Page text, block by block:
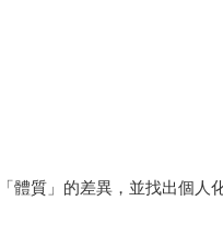
體質」的差異，並找出個